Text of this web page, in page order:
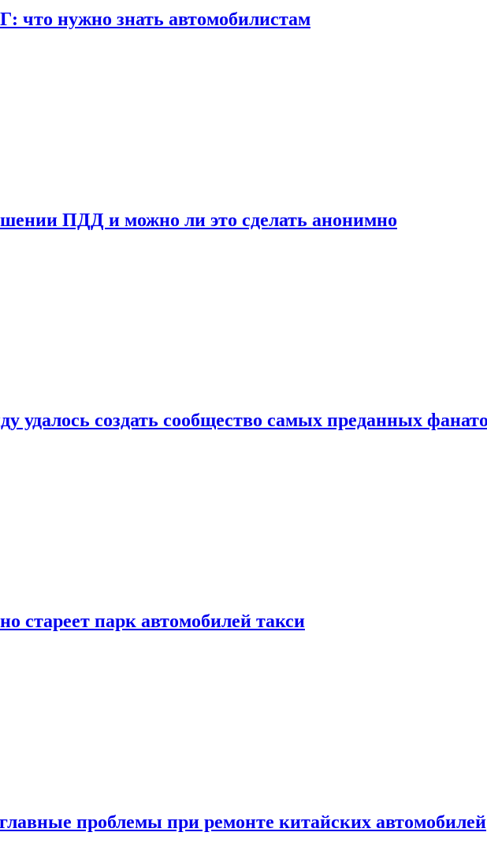
нужно знать автомобилистам
ПДД и можно ли это сделать анонимно
удалось создать сообщество самых преданных
стареет парк автомобилей такси
проблемы при ремонте китайских автомобилей